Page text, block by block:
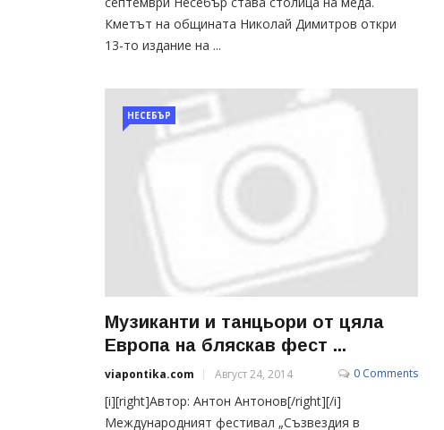
Кметът на общината Николай Димитров откри
13-то издание на ...
НЕСЕБЪР
Музиканти и танцьори от цяла
Европа на бляскав фест ...
viapontika.com Август 24, 2014 0 Comments
[i][right]Автор: Антон Антонов[/right][/i]
Международният фестивал „Съзвездия в